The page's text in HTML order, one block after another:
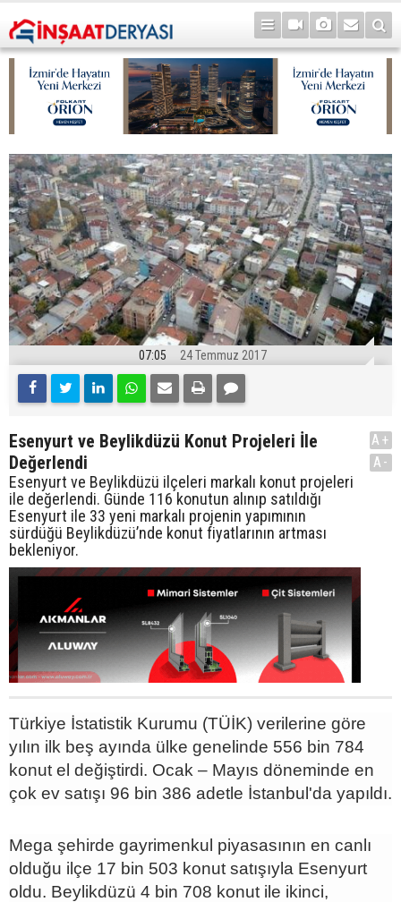
07:05 24 Temmuz 2017
Esenyurt ve Beylikdüzü Konut Projeleri İle
Değerlendi
Esenyurt ve Beylikdüzü ilçeleri markalı konut projeleri
ile değerlendi. Günde 116 konutun alınıp satıldığı
Esenyurt ile 33 yeni markalı projenin yapımının
sürdüğü Beylikdüzü’nde konut fiyatlarının artması
bekleniyor.
A+
A-
Türkiye İstatistik Kurumu (TÜİK) verilerine göre
yılın ilk beş ayında ülke genelinde 556 bin 784
konut el değiştirdi. Ocak – Mayıs döneminde en
çok ev satışı 96 bin 386 adetle İstanbul'da yapıldı.
Mega şehirde gayrimenkul piyasasının en canlı
olduğu ilçe 17 bin 503 konut satışıyla Esenyurt
oldu. Beylikdüzü 4 bin 708 konut ile ikinci,